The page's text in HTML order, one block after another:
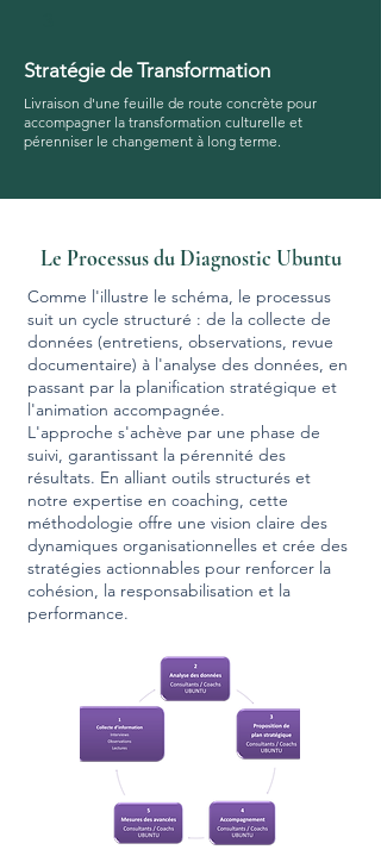
Stratégie de Transformation
Livraison d'une feuille de route concrète pour
accompagner la transformation culturelle et
pérenniser le changement à long terme.
Le Processus du Diagnostic Ubuntu
Comme l'illustre le schéma, le processus
suit un cycle structuré : de la collecte de
données (entretiens, observations, revue
documentaire) à l'analyse des données, en
passant par la planification stratégique et
l'animation accompagnée.
L'approche s'achève par une phase de
suivi, garantissant la pérennité des
résultats. En alliant outils structurés et
notre expertise en coaching, cette
méthodologie offre une vision claire des
dynamiques organisationnelles et crée des
stratégies actionnables pour renforcer la
cohésion, la responsabilisation et la
performance.